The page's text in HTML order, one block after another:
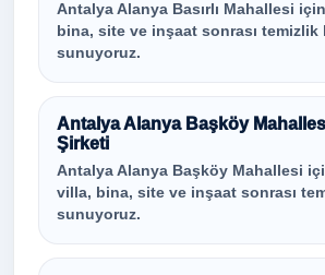
Antalya Alanya Basırlı Mahallesi
bina, site ve inşaat sonrası temizlik
sunuyoruz.
Antalya Alanya Başköy
Şirketi
Antalya Alanya Başköy Mahallesi
villa, bina, site ve inşaat sonrası
sunuyoruz.